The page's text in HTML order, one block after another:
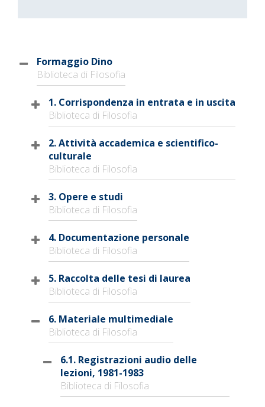
Formaggio Dino
Biblioteca di Filosofia
1. Corrispondenza in entrata e in uscita
Biblioteca di Filosofia
2. Attività accademica e scientifico-
culturale
Biblioteca di Filosofia
3. Opere e studi
Biblioteca di Filosofia
4. Documentazione personale
Biblioteca di Filosofia
5. Raccolta delle tesi di laurea
Biblioteca di Filosofia
6. Materiale multimediale
Biblioteca di Filosofia
6.1. Registrazioni audio delle
lezioni, 1981-1983
Biblioteca di Filosofia